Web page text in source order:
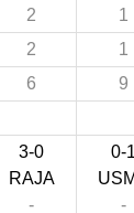
2
1
2
1
6 9
3-0
RAJA
-
0-
-